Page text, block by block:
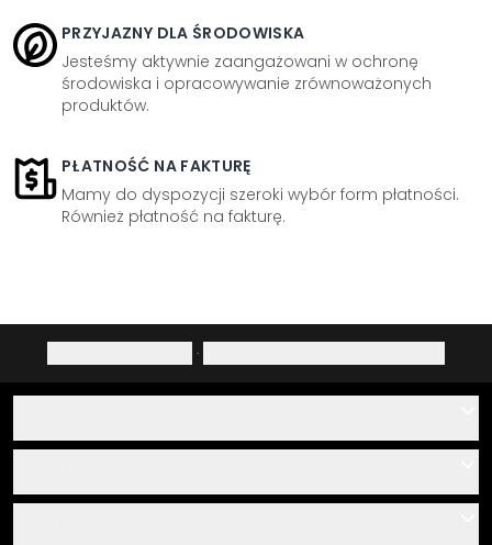
PRZYJAZNY DLA ŚRODOWISKA
Jesteśmy aktywnie zaangażowani w ochronę
środowiska i opracowywanie zrównoważonych
produktów.
PŁATNOŚĆ NA FAKTURĘ
Mamy do dyspozycji szeroki wybór form płatności.
Również płatność na fakturę.
·
O nas